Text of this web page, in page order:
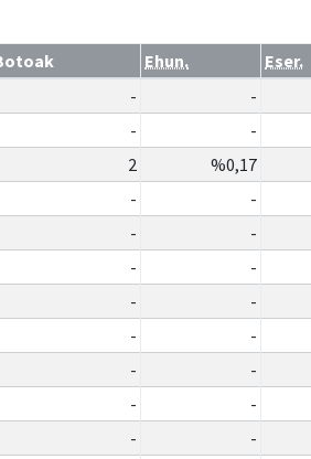
Ehun.
Eser.
- -
- -
2 %0,17
- -
- -
- -
- -
- -
- -
- -
- -